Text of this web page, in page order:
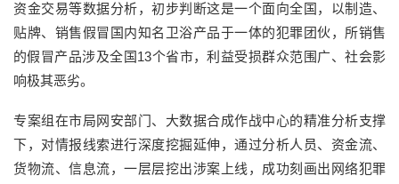
资金交易等数据分析，初步判断这是一个面向全国，以制造、
贴牌、销售假冒国内知名卫浴产品于一体的犯罪团伙，所销售
的假冒产品涉及全国13个省市，利益受损群众范围广、社会影
响极其恶劣。
专案组在市局网安部门、大数据合成作战中心的精准分析支撑
下，对情报线索进行深度挖掘延伸，通过分析人员、资金流、
货物流、信息流，一层层挖出涉案上线，成功刻画出网络犯罪